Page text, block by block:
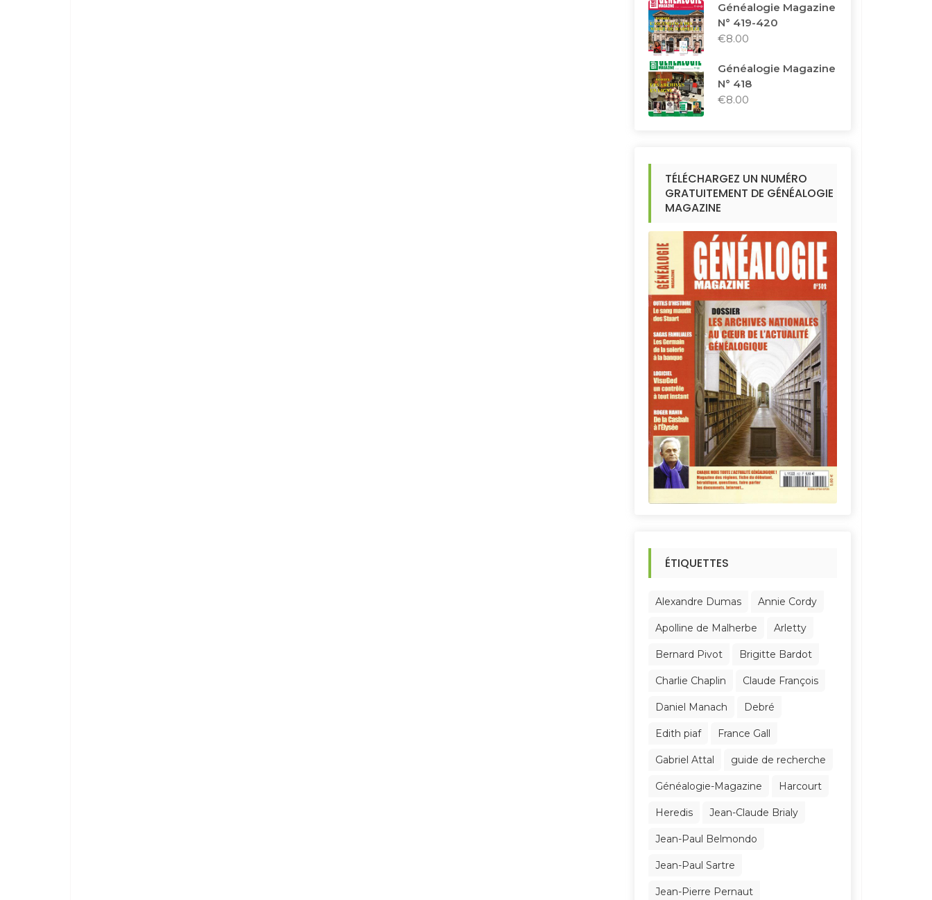
Généalogie Magazine
N° 419-420
€8.00
Généalogie Magazine
N° 418
€8.00
TÉLÉCHARGEZ UN NUMÉRO
GRATUITEMENT DE GÉNÉALOGIE
MAGAZINE
ÉTIQUETTES
Alexandre Dumas Annie Cordy
Apolline de Malherbe Arletty
Bernard Pivot Brigitte Bardot
Charlie Chaplin Claude François
Daniel Manach Debré
Edith piaf France Gall
Gabriel Attal guide de recherche
Généalogie-Magazine Harcourt
Heredis Jean-Claude Brialy
Jean-Paul Belmondo
Jean-Paul Sartre
Jean-Pierre Pernaut